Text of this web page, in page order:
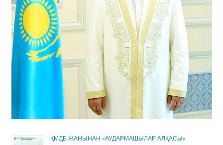
ҚМДБ ЖАНЫНАН «АУДАРМАШЫЛАР АЛҚАСЫ»